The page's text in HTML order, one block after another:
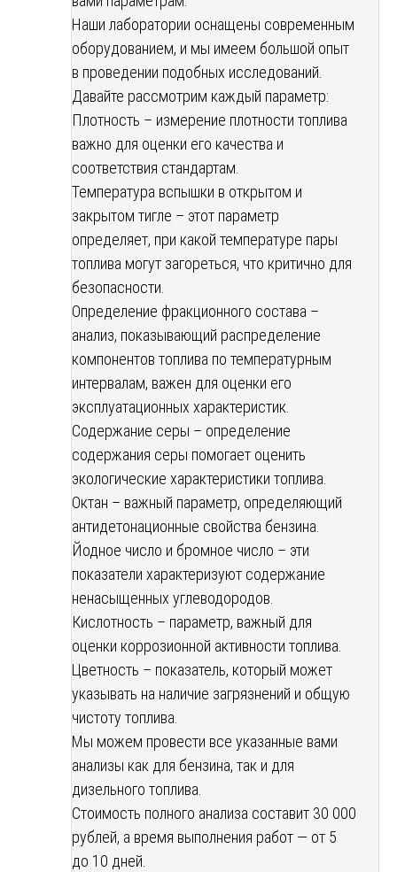
Наши лаборатории оснащены современным
оборудованием, и мы имеем большой опыт
в проведении подобных исследований.
Давайте рассмотрим каждый параметр:
Плотность – измерение плотности топлива
важно для оценки его качества и
соответствия стандартам.
Температура вспышки в открытом и
закрытом тигле – этот параметр
определяет, при какой температуре пары
топлива могут загореться, что критично для
безопасности.
Определение фракционного состава –
анализ, показывающий распределение
компонентов топлива по температурным
интервалам, важен для оценки его
эксплуатационных характеристик.
Содержание серы – определение
содержания серы помогает оценить
экологические характеристики топлива.
Октан – важный параметр, определяющий
антидетонационные свойства бензина.
Йодное число и бромное число – эти
показатели характеризуют содержание
ненасыщенных углеводородов.
Кислотность – параметр, важный для
оценки коррозионной активности топлива.
Цветность – показатель, который может
указывать на наличие загрязнений и общую
чистоту топлива.
Мы можем провести все указанные вами
анализы как для бензина, так и для
дизельного топлива.
Стоимость полного анализа составит 30 000
рублей, а время выполнения работ — от 5
до 10 дней.